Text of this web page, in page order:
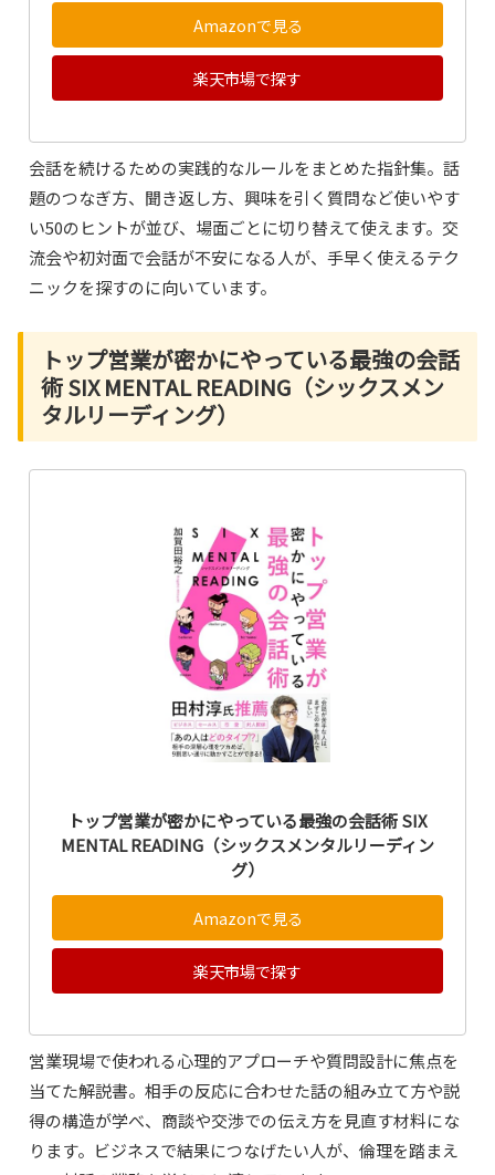
Amazonで見る
楽天市場で探す
会話を続けるための実践的なルールをまとめた指針集。話
題のつなぎ方、聞き返し方、興味を引く質問など使いやす
い50のヒントが並び、場面ごとに切り替えて使えます。交
流会や初対面で会話が不安になる人が、手早く使えるテク
ニックを探すのに向いています。
トップ営業が密かにやっている最強の会話
術 SIX MENTAL READING（シックスメン
タルリーディング）
トップ営業が密かにやっている最強の会話術 SIX
MENTAL READING（シックスメンタルリーディン
グ）
Amazonで見る
楽天市場で探す
営業現場で使われる心理的アプローチや質問設計に焦点を
当てた解説書。相手の反応に合わせた話の組み立て方や説
得の構造が学べ、商談や交渉での伝え方を見直す材料にな
ります。ビジネスで結果につなげたい人が、倫理を踏まえ